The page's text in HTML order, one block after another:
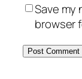
Save my
browser